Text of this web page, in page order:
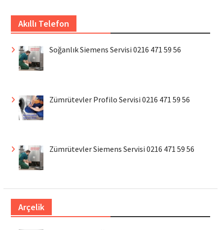
Akıllı Telefon
Soğanlık Siemens Servisi 0216 471 59 56
Zümrütevler Profilo Servisi 0216 471 59 56
Zümrütevler Siemens Servisi 0216 471 59 56
Arçelik